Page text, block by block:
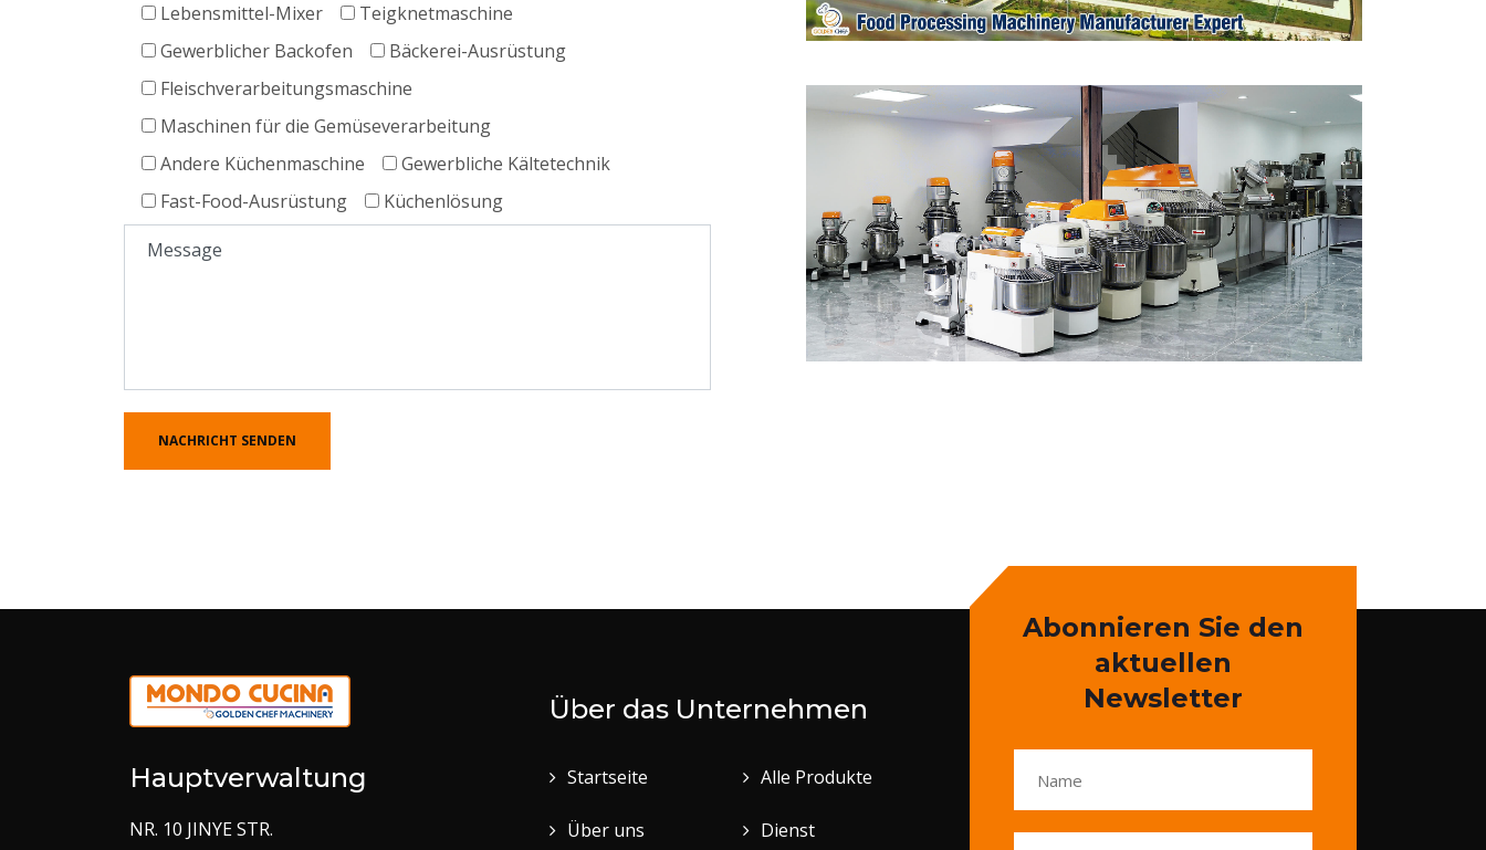
Lebensmittel-Mixer
Teigknetmaschine
Gewerblicher Backofen
Bäckerei-Ausrüstung
Fleischverarbeitungsmaschine
Maschinen für die Gemüseverarbeitung
Andere Küchenmaschine
Gewerbliche Kältetechnik
Fast-Food-Ausrüstung
Küchenlösung
Hauptverwaltung
NR. 10 JINYE STR.
Über das Unternehmen
Startseite Alle Produkte
Über uns Dienst
Abonnieren Sie den
aktuellen
Newsletter